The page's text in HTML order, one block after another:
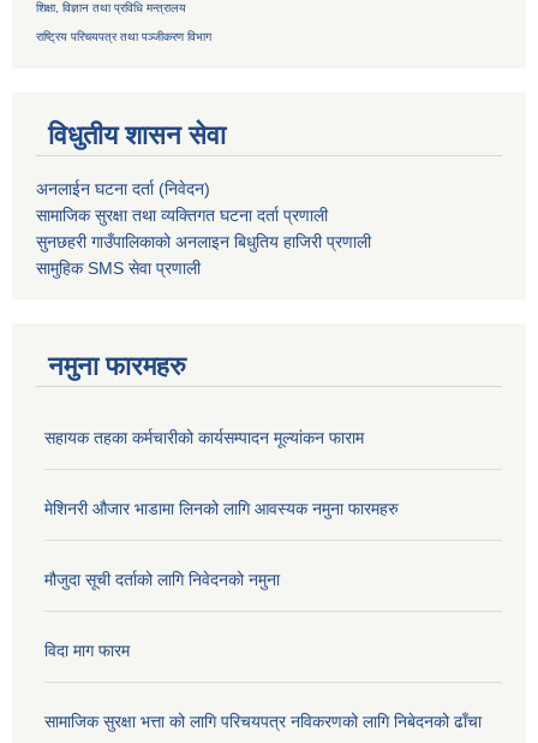
शिक्षा, विज्ञान तथा प्रविधि मन्त्रालय
राष्ट्रिय परिचयपत्र तथापञ्जीकरण विभाग
विधुतीय शासन सेवा
अनलाईन घटना दर्ता (निवेदन)
सामाजिक सुरक्षा तथा व्यक्तिगत घटना दर्ताप्रणाली
सुनछहरी गाउँपालिकाको अनलाइन बिधुतिय हाजिरी प्रणाली
सामुहिकSMS सेवाप्रणाली
नमुना फारमहरु
सहायक तहका कर्मचारीको कार्यसम्पादन मूल्यांकन फाराम
मेशिनरी औजार भाडामा लिनको लागि आवस्यक नमुना फारमहरु
मौजुदा सूची दर्ताको लागि निवेदनको नमुना
विदा माग फारम
सामाजिक सुरक्षा भत्ता को लागि परिचयपत्र नविकरणको लागि निबेदनको ढाँचा